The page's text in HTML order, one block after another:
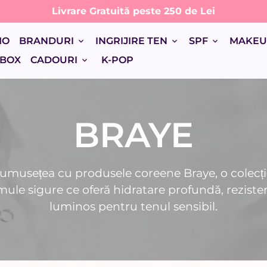
Livrare Gratuită peste 250 de Lei
BRANDURI keyboard_arrow_down INGRIJIRE TEN keyboard_arrow_down SPF keyboard_arrow_down
CADOURI keyboard_arrow_down K-POP
BRAYE
cu produsele coreene Braye, o
sigure ce oferă hidratare profundă,
luminos pentru tenul sensibil.